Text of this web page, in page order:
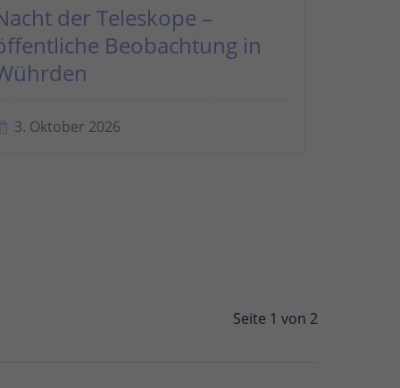
der Teleskope –
Beobachtung in
3. Oktober 2026
Seite 1 von 2